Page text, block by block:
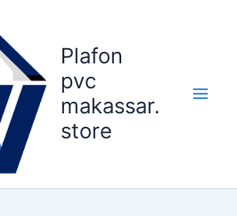
Plafon
pvc
makassar.
store